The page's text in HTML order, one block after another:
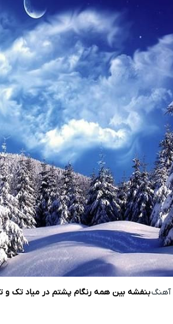
بنفشه بین همه رنگام پشتم در میاد تک و